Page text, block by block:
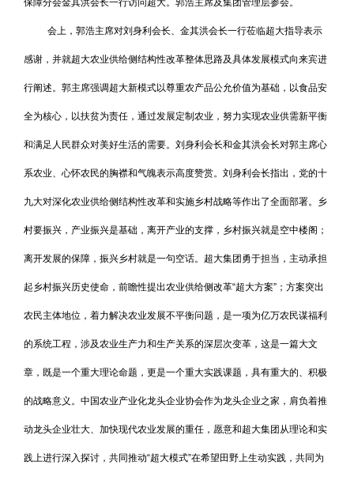
保障分会金其洪会长一行访问超大。郭浩主席及集团管理层参会。
会上，郭浩主席对刘身利会长、金其洪会长一行莅临超大指导表示
感谢，并就超大农业供给侧结构性改革整体思路及具体发展模式向来宾进
行阐述。郭主席强调超大新模式以尊重农产品公允价值为基础，以食品安
全为核心，以扶贫为责任，通过发展定制农业，努力实现农业供需新平衡
和满足人民群众对美好生活的需要。刘身利会长和金其洪会长对郭主席心
系农业、心怀农民的胸襟和气魄表示高度赞赏。刘身利会长指出，党的十
九大对深化农业供给侧结构性改革和实施乡村战略等作出了全面部署。乡
村要振兴，产业振兴是基础，离开产业的支撑，乡村振兴就是空中楼阁；
离开发展的保障，振兴乡村就是一句空话。超大集团勇于担当，主动承担
起乡村振兴历史使命，前瞻性提出农业供给侧改革“超大方案”；方案突出
农民主体地位，着力解决农业发展不平衡问题，是一项为亿万农民谋福利
的系统工程，涉及农业生产力和生产关系的深层次变革，这是一篇大文
章，既是一个重大理论命题，更是一个重大实践课题，具有重大的、积极
的战略意义。中国农业产业化龙头企业协会作为龙头企业之家，肩负着推
动龙头企业壮大、加快现代农业发展的重任，愿意和超大集团从理论和实
践上进行深入探讨，共同推动“超大模式”在希望田野上生动实践，共同为